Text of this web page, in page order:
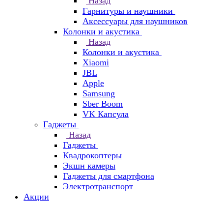
Гарнитуры и наушники
Аксессуары для наушников
Колонки и акустика
Назад
Колонки и акустика
Xiaomi
JBL
Apple
Samsung
Sber Boom
VK Капсула
Гаджеты
Назад
Гаджеты
Квадрокоптеры
Экшн камеры
Гаджеты для смартфона
Электротранспорт
Акции